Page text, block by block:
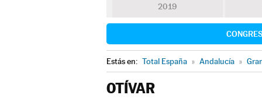
2019
Estás en: Total España » Andalucía »
OTÍVAR